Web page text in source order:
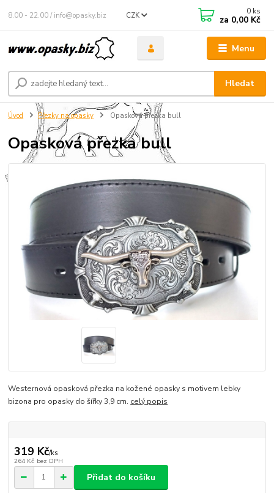
Menu
CZK
Hledat
8.00 - 22.00 / info@opasky.biz 0 ks
za 0,00 Kč
Úvod Přezky na opasky Opasková přezka bull
Opasková přezka bull
Westernová opasková přezka na kožené opasky s motivem lebky
bizona pro opasky do šířky 3,9 cm. celý popis
319 Kč/ks
264 Kč bez DPH
Přidat do košíku